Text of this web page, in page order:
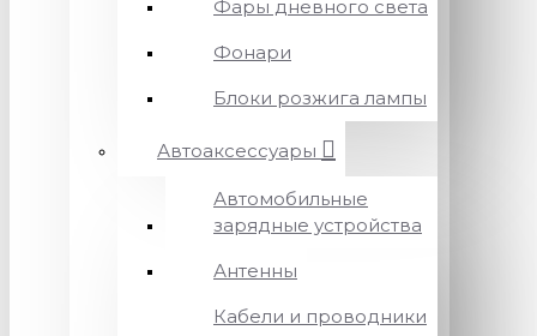
Фары дневного света
Фонари
Блоки розжига лампы
Автоаксессуары
Автомобильные
зарядные устройства
Антенны
Кабели и проводники